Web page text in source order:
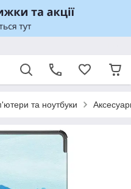
та ноутбуки